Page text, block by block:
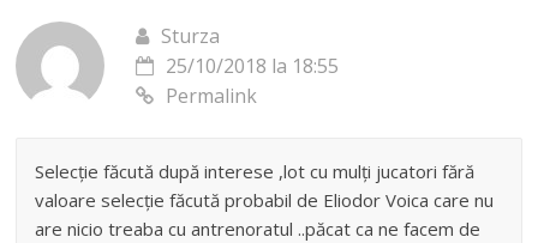
Sturza
25/10/2018 la 18:55
Permalink
Selecție făcută după interese ,lot cu mulți jucatori fără
valoare selecție făcută probabil de Eliodor Voica care nu
are nicio treaba cu antrenoratul ..păcat ca ne facem de